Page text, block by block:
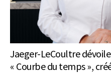
Jaeger-LeCoultre
« Courbe du temps »,